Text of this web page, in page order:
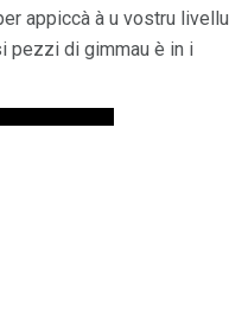
appiccà à u vostru livellu
pezzi di gimmau è in i